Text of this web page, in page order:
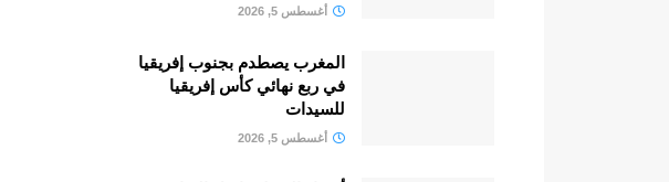
أغسطس 5, 2026
المغرب يصطدم بجنوب إفريقيا
في ربع نهائي كأس إفريقيا
للسيدات
أغسطس 5, 2026